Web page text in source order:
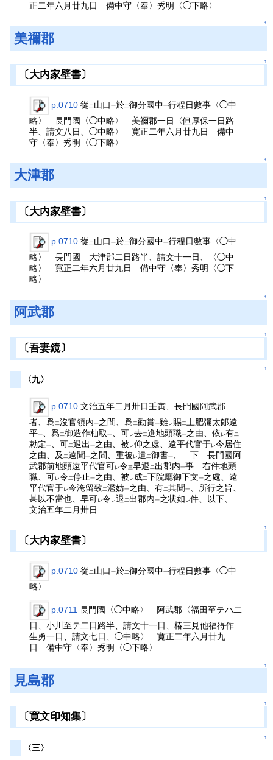
正二年六月廿九日 備中守〈奉〉秀明〈◯下略〉
↑
美禰郡
↑
〔大内家壁書〕
p.0710 從二山口一於二御分國中一行程日數事〈◯中
略〉 長門國〈◯中略〉 美禰郡一日〈但厚保一日路
半、請文八日、◯中略〉 寛正二年六月廿九日 備中
守〈奉〉秀明〈◯下略〉
↑
大津郡
↑
〔大内家壁書〕
p.0710 從二山口一於二御分國中一行程日數事〈◯中
略〉 長門國 大津郡二日路半、請文十一日、〈◯中
略〉 寛正二年六月廿九日 備中守〈奉〉秀明〈◯下
略〉
↑
阿武郡
↑
〔吾妻鏡〕
↑
〈九〉
p.0710 文治五年二月卅日壬寅、長門國阿武郡
者、爲二沒官領内一之間、爲二勸賞一雖レ賜二土肥彌太郞遠
平一 、爲二御造作杣取一 、可レ去二進地頭職一之由、依 レ有二
勅定一 、可二退出一之由、被 レ仰之處、遠平代官于レ今居住
之由、及 二遠聞一之間、重被 レ遣二御書一
、 下 長門國阿
武郡前地頭遠平代官可レ令三早退二出郡内一事 右件地頭
職、可レ令二停止一之由、被 レ 成二下院廳御下文一之處、遠
平代官于レ今淹留致二濫妨一之由、有二其聞一
、所行之旨、
甚以不當也、早可レ令レ退二出郡内一之状如 レ件、以下、
文治五年二月卅日
↑
〔大内家壁書〕
p.0710 從 二 山口一於二御分國中一行程日數事〈◯中
略〉
p.0711 長門國〈◯中略〉 阿武郡〈福田至テハ二
日、小川至テ二日路半、請文十一日、椿三見他福得作
生勇一日、請文七日、◯中略〉 寛正二年六月廿九
日 備中守〈奉〉秀明〈◯下略〉
↑
見島郡
↑
〔寛文印知集〕
↑
〈三〉